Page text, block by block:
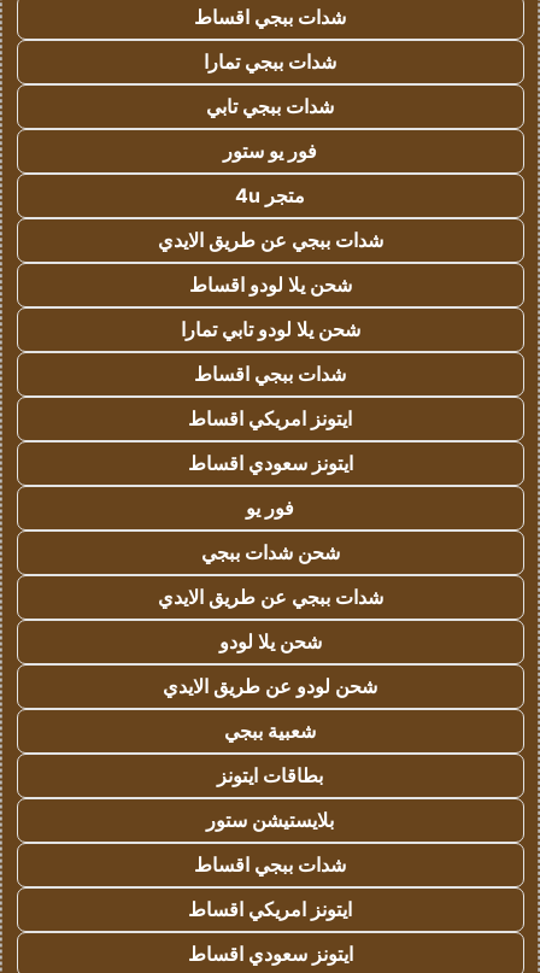
شدات ببجي اقساط
شدات ببجي تمارا
شدات ببجي تابي
فور يو ستور
متجر 4u
شدات ببجي عن طريق الايدي
شحن يلا لودو اقساط
شحن يلا لودو تابي تمارا
شدات ببجي اقساط
ايتونز امريكي اقساط
ايتونز سعودي اقساط
فور يو
شحن شدات ببجي
شدات ببجي عن طريق الايدي
شحن يلا لودو
شحن لودو عن طريق الايدي
شعبية ببجي
بطاقات ايتونز
بلايستيشن ستور
شدات ببجي اقساط
ايتونز امريكي اقساط
ايتونز سعودي اقساط